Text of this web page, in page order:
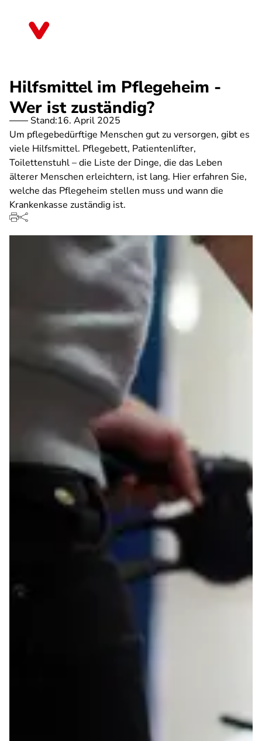
Hilfsmittel im Pflegeheim -
Wer ist zuständig?
Stand:16. April 2025
Um pflegebedürftige Menschen gut zu versorgen, gibt es
viele Hilfsmittel. Pflegebett, Patientenlifter,
Toilettenstuhl – die Liste der Dinge, die das Leben
älterer Menschen erleichtern, ist lang. Hier erfahren Sie,
welche das Pflegeheim stellen muss und wann die
Krankenkasse zuständig ist.